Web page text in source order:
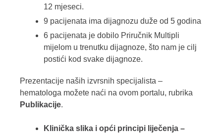
12 mjeseci.
9 pacijenata ima dijagnozu duže od 5 godina
6 pacijenata je dobilo Priručnik Multipli
mijelom u trenutku dijagnoze, što nam je cilj
postići kod svake dijagnoze.
Prezentacije naših izvrsnih specijalista –
hematologa možete naći na ovom portalu, rubrika
Publikacije.
Klinička slika i opći principi liječenja –